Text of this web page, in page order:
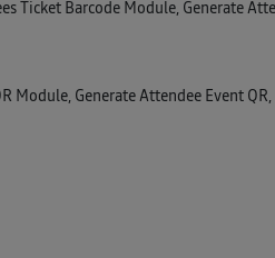
Ticket Barcode Module, Generate
Generate Attendee Event